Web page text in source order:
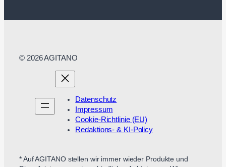
© 2026 AGITANO
Datenschutz
Impressum
Cookie-Richtlinie (EU)
Redaktions- & KI-Policy
* Auf AGITANO stellen wir immer wieder Produkte und